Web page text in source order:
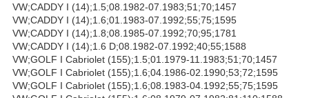
VW;CADDY I (14);1.5;08.1982-07.1983;51;70;1457
VW;CADDY I (14);1.6;01.1983-07.1992;55;75;1595
VW;CADDY I (14);1.8;08.1985-07.1992;70;95;1781
VW;CADDY I (14);1.6 D;08.1982-07.1992;40;55;1588
VW;GOLF I Cabriolet (155);1.5;01.1979-11.1983;51;70;1457
VW;GOLF I Cabriolet (155);1.6;04.1986-02.1990;53;72;1595
VW;GOLF I Cabriolet (155);1.6;08.1983-04.1992;55;75;1595